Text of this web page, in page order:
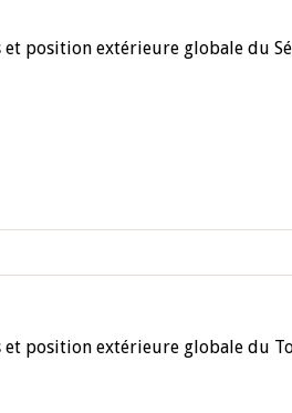
et position extérieure globale du
et position extérieure globale du